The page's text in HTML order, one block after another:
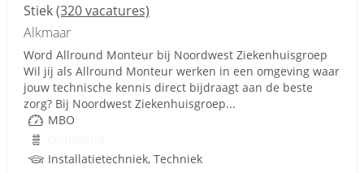
Stiek(320 vacatures)
Alkmaar
Word Allround Monteur bij Noordwest Ziekenhuisgroep
Wil jij als Allround Monteur werken in een omgeving waar
jouw technische kennis direct bijdraagt aan de beste
zorg? Bij Noordwest Ziekenhuisgroep...
MBO
Installatietechniek, Techniek